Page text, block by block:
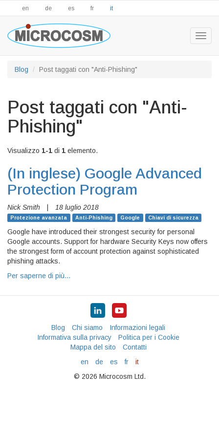
en de es fr it
Blog Post taggati con "Anti-Phishing"
Post taggati con "Anti-
Phishing"
Visualizzo 1-1 di 1 elemento.
(In inglese) Google Advanced
Protection Program
Nick Smith 18 luglio 2018
Protezione avanzata Anti-Phishing Google Chiavi di sicurezza
Google have introduced their strongest security for personal
Google accounts. Support for hardware Security Keys now offers
the strongest form of account protection against sophisticated
phishing attacks.
Per saperne di più…
Blog Chi siamo
Informazioni legali
Informativa sulla privacy
Politica per i Cookie
Mappa del sito
Contatti
en
de es fr
it
© 2026 Microcosm Ltd.